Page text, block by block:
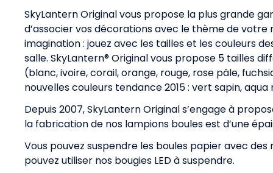
SkyLantern Original vous propose la plus grande
d’associer vos décorations avec le thème de
imagination : jouez avec les tailles et les couleurs
salle. SkyLantern® Original vous propose 5 tailles
(blanc, ivoire, corail, orange, rouge, rose pâle,
nouvelles couleurs tendance 2015 : vert sapin,
Depuis 2007, SkyLantern Original s’engage à
la fabrication de nos lampions boules est d’une
Vous pouvez suspendre les boules papier avec des
pouvez utiliser nos bougies LED à suspendre.